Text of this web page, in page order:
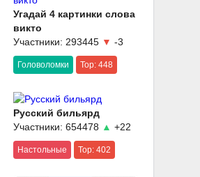
Угадай 4 картинки слова
викто
Участники: 293445 ▼ -3
Головоломки Top: 448
Русский бильярд
Участники: 654478 ▲ +22
Настольные Top: 402